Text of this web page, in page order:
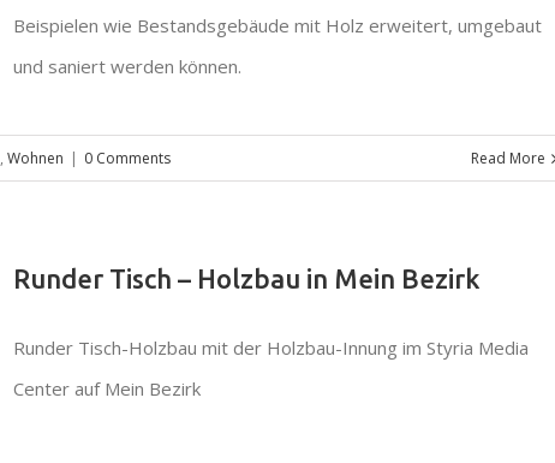
Beispielen wie Bestandsgebäude mit Holz erweitert, umgebaut
und saniert werden können.
, Wohnen | 0 Comments Read More
Runder Tisch – Holzbau in Mein Bezirk
Runder Tisch-Holzbau mit der Holzbau-Innung im Styria Media
Center auf Mein Bezirk